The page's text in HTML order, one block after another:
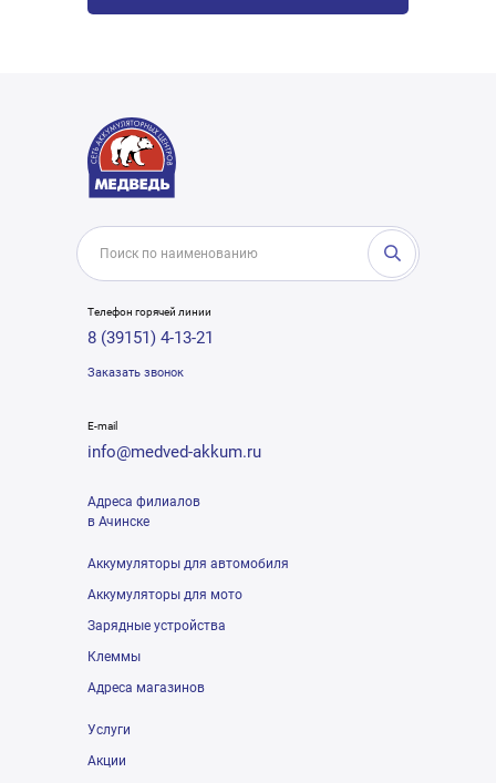
Телефон горячей линии
8 (39151) 4-13-21
Заказать звонок
E-mail
info@medved-akkum.ru
Адреса филиалов
в Ачинске
Аккумуляторы для автомобиля
Аккумуляторы для мото
Зарядные устройства
Клеммы
Адреса магазинов
Услуги
Акции